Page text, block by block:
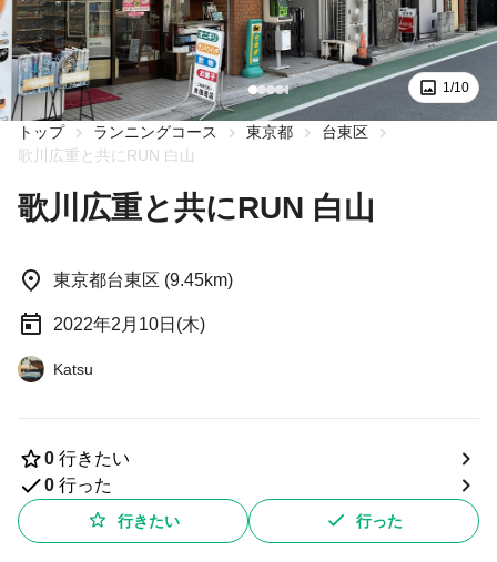
1/10
トップ ランニングコース 東京都
台東区
歌川広重と共にRUN 白山
歌川広重と共にRUN 白山
東京都台東区 (9.45km)
2022年2月10日(木)
Katsu
0 行きたい
0 行った
行きたい 行った